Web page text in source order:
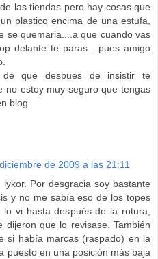
las tiendas pero hay cosas que
plastico encima de una estufa,
se quemaria....a que cuando vas
delante te paras....pues amigo
que despues de insistir te
no estoy muy seguro que tengas
blog
de 2009 a las 21:11
Por desgracia soy bastante
y no me sabía eso de los topes
vi hasta después de la rotura,
dijeron que lo revisase. También
si había marcas (raspado) en la
puesto en una posición más baja